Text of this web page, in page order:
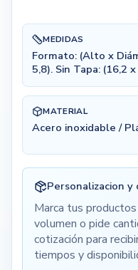
MEDIDAS
Formato: (Alto x
5,8). Sin Tapa: (16,2
MATERIAL
Acero inoxidable /
Personalizacion y
Marca tus
volumen o pide
cotización para
tiempos y